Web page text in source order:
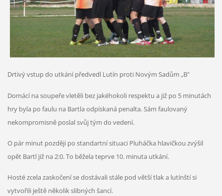
Drtivý vstup do utkání předvedl Lutín proti Novým Sadům „B"
Domácí na soupeře vletěli bez jakéhokoli respektu a již po 5 minutách
hry byla po faulu na Bartla odpískaná penalta. Sám faulovaný
nekompromisně poslal svůj tým do vedení.
O pár minut později po standartní situaci Pluháčka hlavičkou zvýšil
opět Bartl již na 2:0. To běžela teprve 10. minuta utkání.
Hosté zcela zaskočení se dostávali stále pod větší tlak a lutínští si
vytvořili ještě několik slibných šancí.